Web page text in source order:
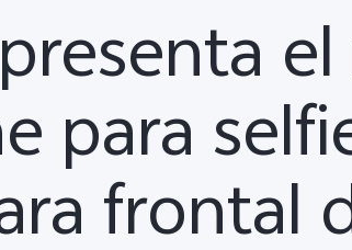
Y21 5G nuevo
para
frontal